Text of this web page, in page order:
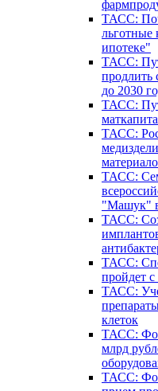
ТАСС:
льготные
ипотеке"
ТАСС:
продлить
до 2030
ТАСС:
ТАСС:
ТАСС:
"Машук"
ТАСС:
ТАСС:
пройдет
ТАСС:
клеток
ТАСС:
млрд
ТАСС: